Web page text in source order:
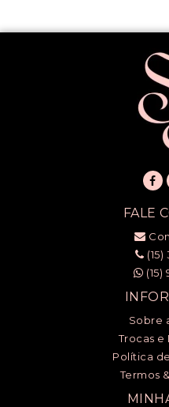
FALE
(15)
(15)
Sobre
Trocas
Política
Termos